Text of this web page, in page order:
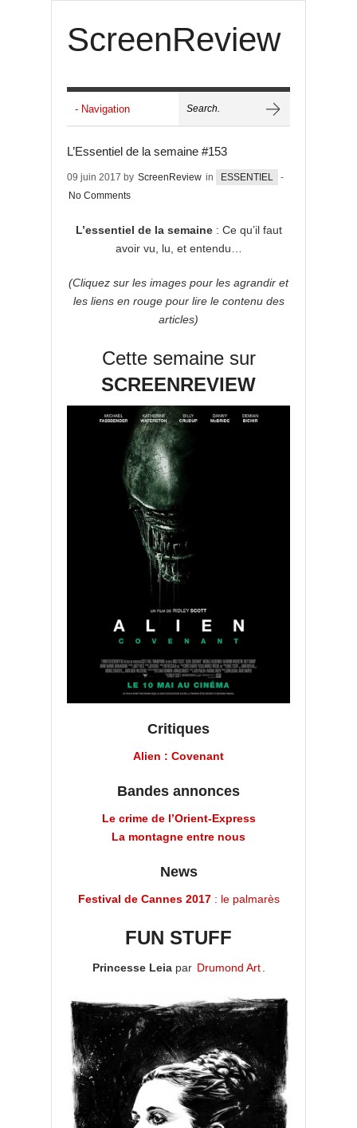
ScreenReview
L’Essentiel de la semaine #153
09 juin 2017 by ScreenReview in ESSENTIEL
-
No Comments
L’essentiel de la semaine: Ce qu’il faut
avoir vu, lu, et entendu…
(Cliquez sur les images pour les agrandir et
les liens en rouge pour lire le contenu des
articles)
Cette semaine sur
SCREENREVIEW
Critiques
Alien : Covenant
Bandes annonces
Le crime de l’Orient-Express
La montagne entre nous
News
Festival de Cannes 2017: le palmarès
FUN STUFF
Princesse Leiapar Drumond Art .